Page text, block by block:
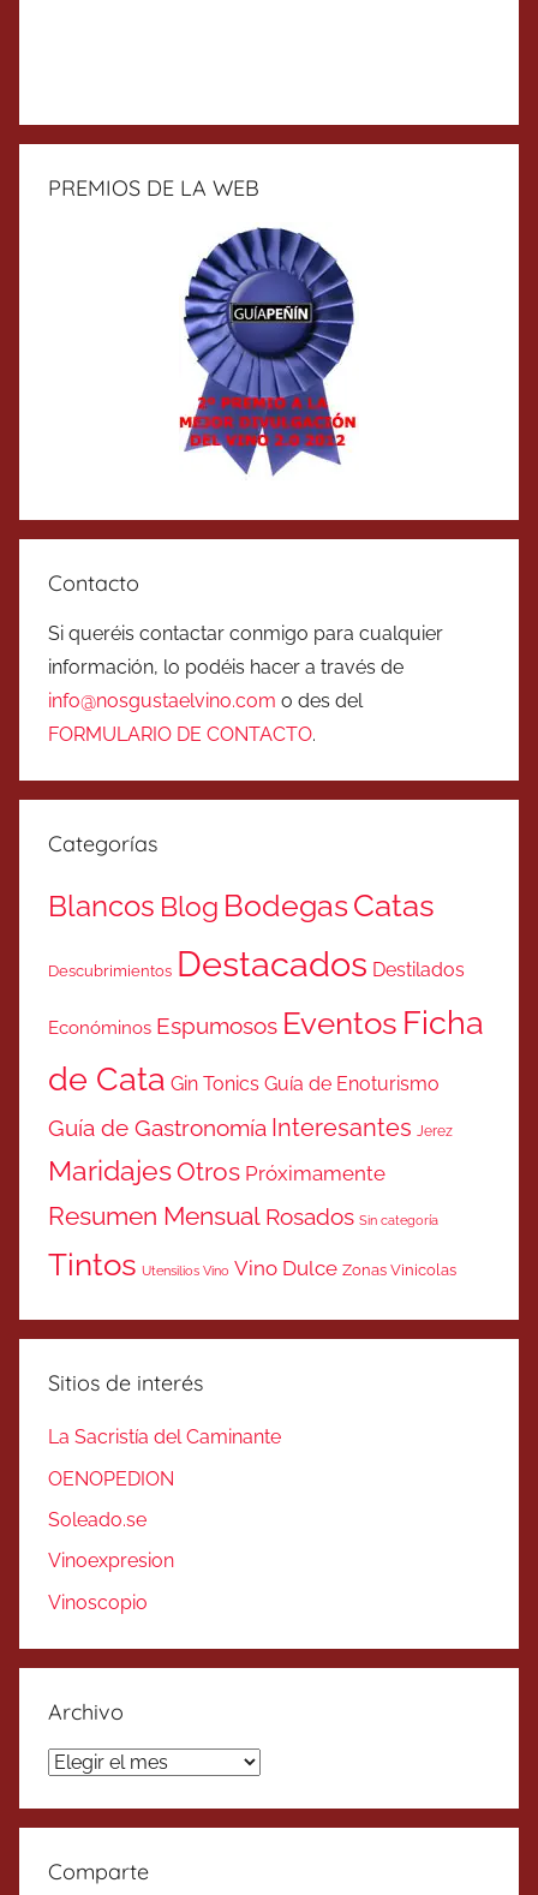
PREMIOS DE LA WEB
Contacto
Si queréis contactar conmigo para cualquier
información, lo podéis hacer a través de
info@nosgustaelvino.com o des del
FORMULARIO DE CONTACTO.
Categorías
Blancos Blog BodegasCatas
Descubrimientos Destacados Destilados
Económinos Espumosos Eventos Ficha
de Cata Gin Tonics Guía de Enoturismo
Guía de Gastronomía Interesantes Jerez
MaridajesOtros Próximamente
Resumen Mensual Rosados Sin categoría
Tintos Utensilios Vino Vino Dulce Zonas Vinicolas
Sitios de interés
La Sacristía del Caminante
OENOPEDION
Soleado.se
Vinoexpresion
Vinoscopio
Archivo
Archivo
Comparte